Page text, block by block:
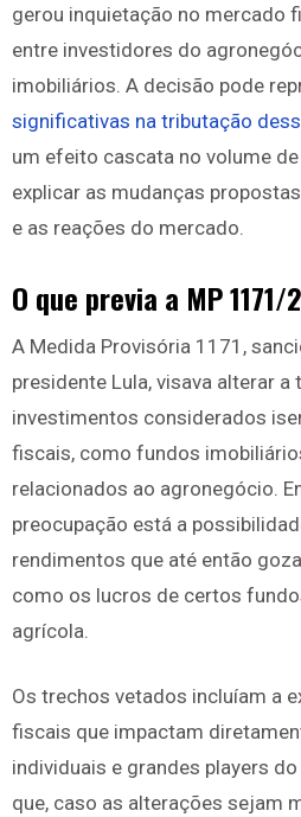
gerou inquietação no mercado
entre investidores do
imobiliários. A decisão pode
significativas na tributação
um efeito cascata no volume
explicar as mudanças
e as reações do mercado.
O que previa a MP 1171/
A Medida Provisória 1171,
presidente Lula, visava alterar
investimentos considerados
fiscais, como fundos
relacionados ao agronegócio.
preocupação está a
rendimentos que até então
como os lucros de certos
agrícola.
Os trechos vetados incluíam a
fiscais que impactam
individuais e grandes players
que, caso as alterações sejam